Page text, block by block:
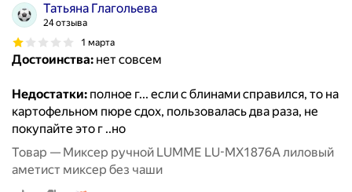
Татьяна Глагольева
24 отзыва
1 марта
Достоинства: нет совсем
Недостатки: полное г... если с блинами справился, то на
картофельном пюре сдох, пользовалась два раза, не
покупайте это г ..но
Товар — Миксер ручной LUMME LU-MX1876A лиловый
аметист миксер без чаши